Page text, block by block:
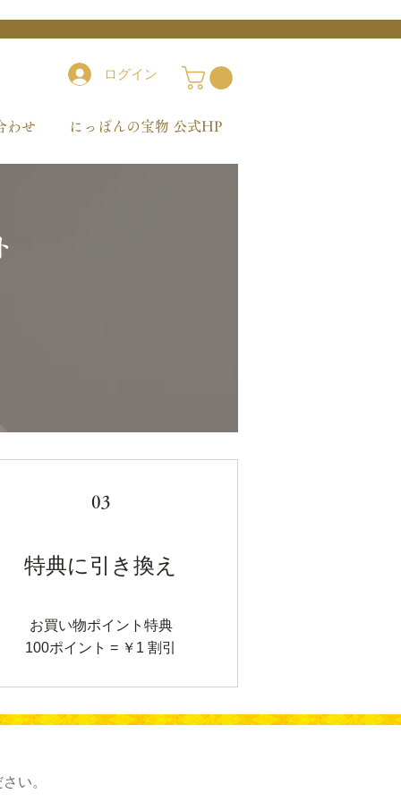
ログイン
わせ にっぽんの宝物 公式HP
03
特典に引き換え
お買い物ポイント特典
100ポイント = ￥1 割引
い。